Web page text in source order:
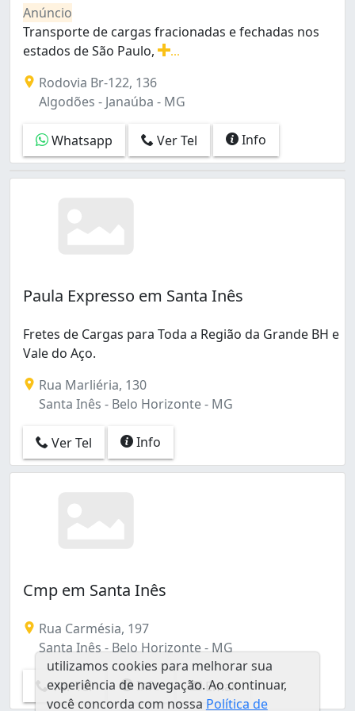
Graça (1)
Havaí (5)
Inconfidência (1)
Ipiranga (1)
Jardim Leblon (1)
Jardim dos Comerciários (Venda Nova) (1)
João Pinheiro (1)
Mantiqueira (2)
Nova Cachoeirinha (3)
Santa Cruz (1)
Santa Mônica (1)
Santo André (1)
São José (1)
São João Batista (Venda Nova) (1)
São Salvador (2)
Tupi A (1)
Vila Cloris (3)
Anúncio
Transporte de cargas fracionadas e fechadas nos
estados de São Paulo,
Rodovia Br-122, 136
Algodões - Janaúba - MG
Whatsapp Ver Tel Info
Paula Expresso em Santa Inês
Fretes de Cargas para Toda a Região da Grande BH e
Vale do Aço.
Rua Marliéria, 130
Santa Inês - Belo Horizonte - MG
Ver Tel Info
Cmp em Santa Inês
Rua Carmésia, 197
Santa Inês - Belo Horizonte - MG
Ver Tel Info Email
utilizamos cookies para melhorar sua
experiência de navegação. Ao continuar,
você concorda com nossa Política de